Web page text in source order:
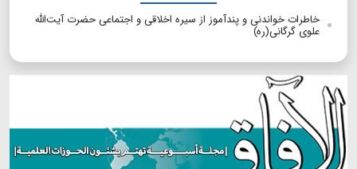
خاطرات خواندنی و پندآموز از سیره اخلاقی و اجتماعی حضرت آیت‌الله
علوی گرگانی(ره)